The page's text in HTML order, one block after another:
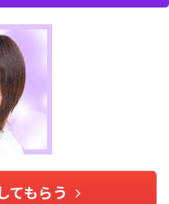
てもらう